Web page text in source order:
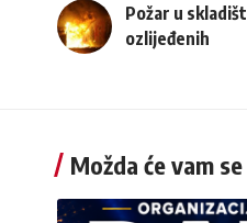
Požar u
ozlijeđenih
Možda će vam